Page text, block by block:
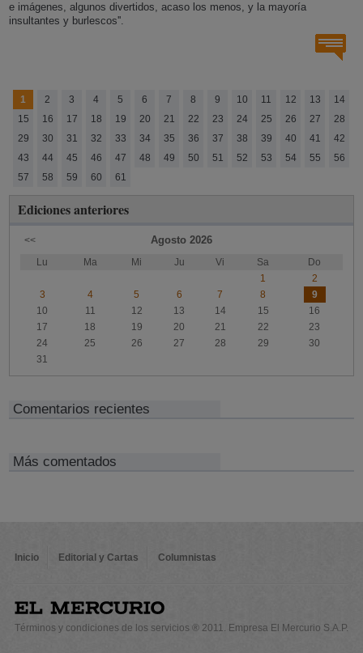
e imágenes, algunos divertidos, acaso los menos, y la mayoría
insultantes y burlescos''.
1 2 3 4 5 6 7 8 9 10 11 12 13
14
15
16 17 18 19 20 21 22 23 24 25 26 27
28
29
30 31 32 33 34 35 36 37 38 39 40 41
42
43
44 45 46 47 48 49 50 51 52 53 54 55
56
57
58 59 60 61
Ediciones anteriores
<< Agosto 2026
Lu Ma Mi Ju Vi Sa
Do
1
2
3
4 5 6 7 8
9
10
11 12 13 14 15
16
17
18 19 20 21 22
23
24
25 26 27 28 29
30
31
Comentarios recientes
Más comentados
Inicio Editorial y Cartas Columnistas
Términos y condiciones de los servicios ® 2011. Empresa El Mercurio S.A.P.